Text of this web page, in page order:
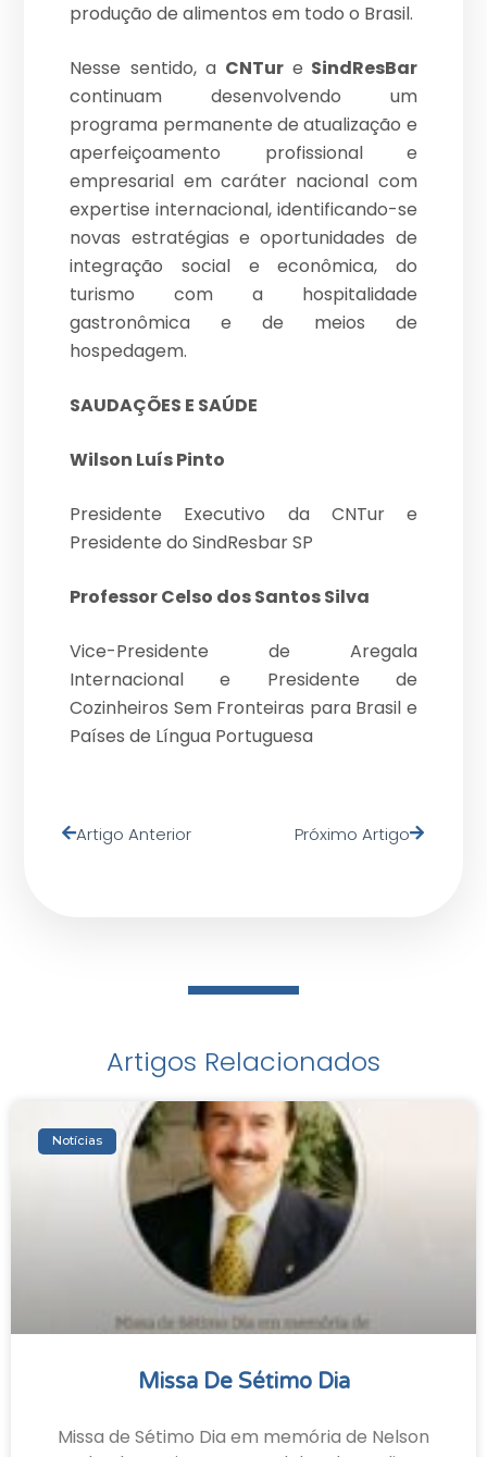
produção de alimentos em todo o Brasil.
Nesse sentido, a CNTur e SindResBar
continuam desenvolvendo um
programa permanente de atualização e
aperfeiçoamento profissional e
empresarial em caráter nacional com
expertise internacional, identificando-se
novas estratégias e oportunidades de
integração social e econômica, do
turismo com a hospitalidade
gastronômica e de meios de
hospedagem.
SAUDAÇÕES E SAÚDE
Wilson Luís Pinto
Presidente Executivo da CNTur e
Presidente do SindResbar SP
Professor Celso dos Santos Silva
Vice-Presidente de Aregala
Internacional e Presidente de
Cozinheiros Sem Fronteiras para Brasil e
Países de Língua Portuguesa
Artigo Anterior Próximo Artigo
Artigos Relacionados
Notícias
Missa De Sétimo Dia
Missa de Sétimo Dia em memória de Nelson